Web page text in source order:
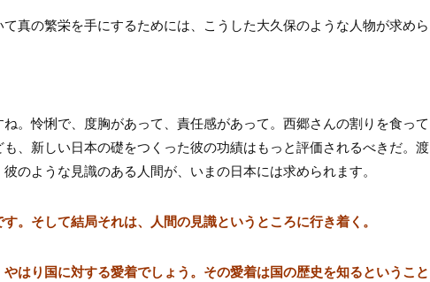
真の繁栄を手にするためには、こうした大久保のような人物が求めら
。怜悧で、度胸があって、責任感があって。西郷さんの割りを食って
、新しい日本の礎をつくった彼の功績はもっと評価されるべきだ。渡
のような見識のある人間が、いまの日本には求められます。
。そして結局それは、人間の見識というところに行き着く。
はり国に対する愛着でしょう。その愛着は国の歴史を知るということ